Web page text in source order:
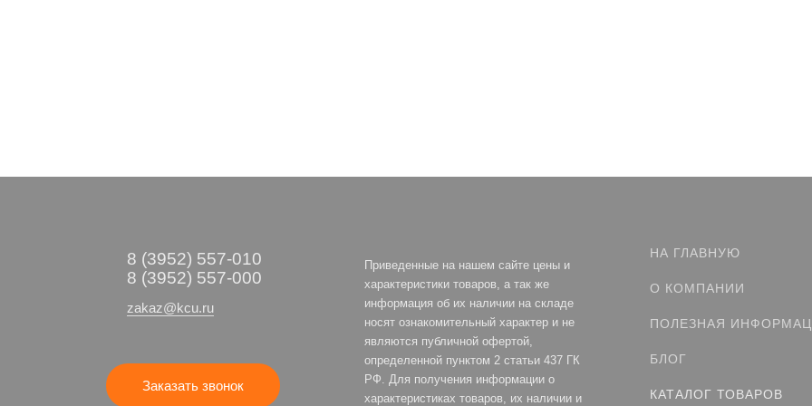
8 (3952) 557-010
8 (3952) 557-000
zakaz@kcu.ru
Заказать звонок
Приведенные на нашем сайте цены и
характеристики товаров, а так же
информация об их наличии на складе
носят ознакомительный характер и не
являются публичной офертой,
определенной пунктом 2 статьи 437 ГК
РФ. Для получения информации о
характеристиках товаров, их наличии и
НА ГЛАВНУЮ
О КОМПАНИИ
ПОЛЕЗНАЯ
БЛОГ
КАТАЛОГ ТОВАРОВ